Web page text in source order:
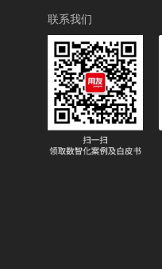
联系我们